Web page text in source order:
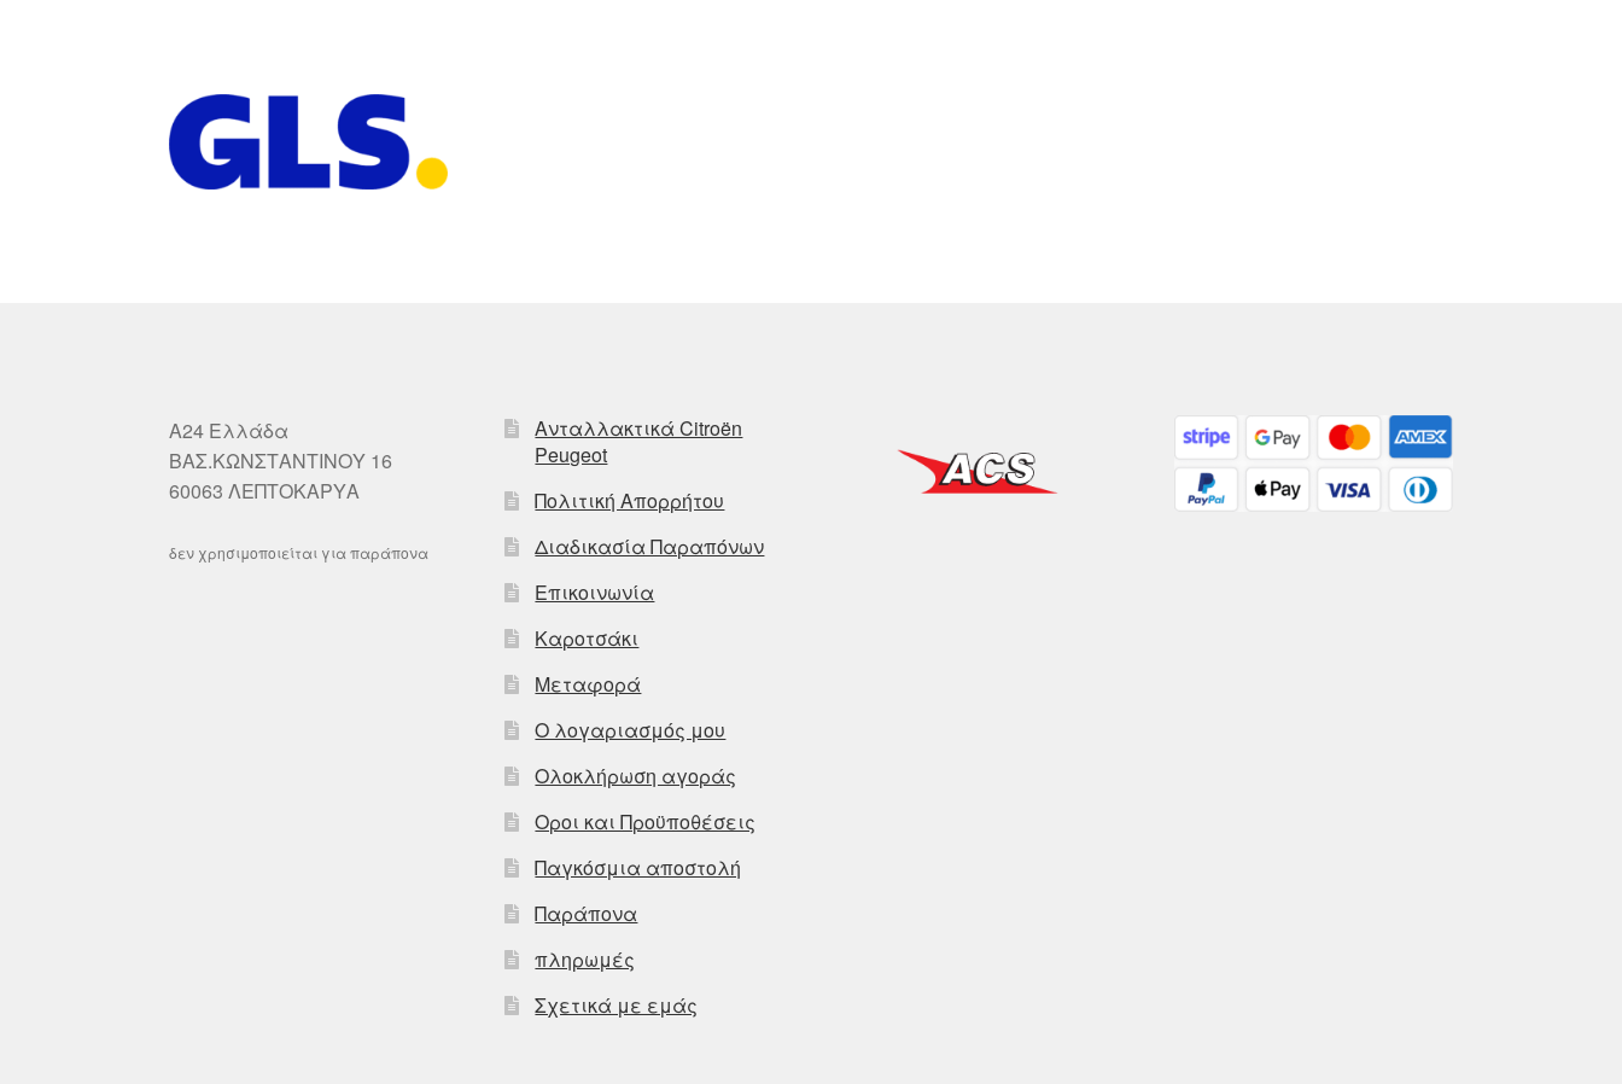
A24 Ελλάδα
ΒΑΣ.ΚΩΝΣΤΑΝΤΙΝΟΥ 16
60063 ΛΕΠΤΟΚΑΡΥΑ
δεν χρησιμοποιείται για παράπονα
Ανταλλακτικά Citroën
Peugeot
Πολιτική Απορρήτου
Διαδικασία Παραπόνων
Επικοινωνία
Καροτσάκι
Μεταφορά
Ο λογαριασμός μου
Ολοκλήρωση αγοράς
Οροι και Προϋποθέσεις
Παγκόσμια αποστολή
Παράπονα
πληρωμές
Σχετικά με εμάς